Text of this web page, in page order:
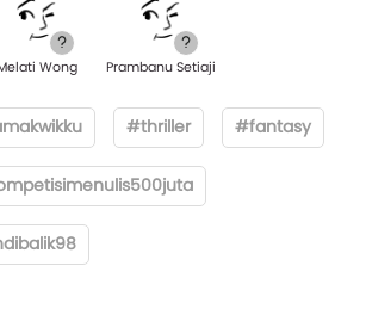
Wong Prambanu Setiaji
#thriller #fantasy